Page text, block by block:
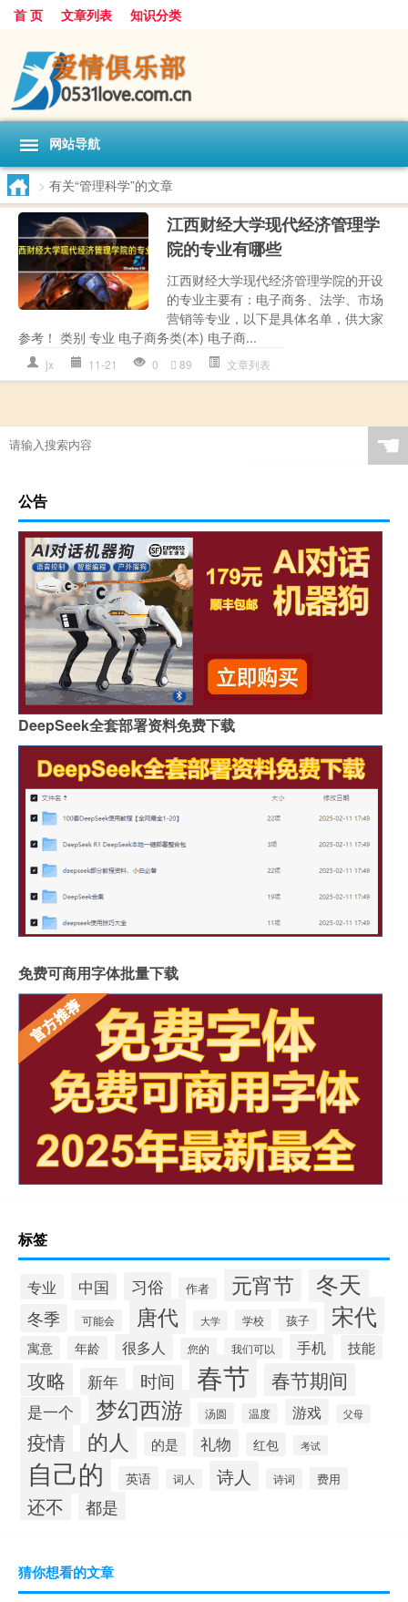
首 页 文章列表 知识分类
网站导航
> 有关“管理科学”的文章
江西财经大学现代经济管理学
院的专业有哪些
江西财经大学现代经济管理学院的开设
的专业主要有：电子商务、法学、市场
营销等专业，以下是具体名单，供大家
参考！ 类别 专业 电子商务类(本) 电子商...
jx 11-21 0 89 文章列表
☚
公告
DeepSeek全套部署资料免费下载
免费可商用字体批量下载
标签
专业 中国 习俗 作者 元宵节 冬天
冬季 可能会 唐代 大学 学校 孩子 宋代
寓意 年龄 很多人 您的 我们可以 手机 技能
攻略 新年 时间 春节 春节期间
是一个 梦幻西游 汤圆 温度 游戏 父母
疫情 的人 的是 礼物 红包 考试
自己的 英语 词人 诗人 诗词 费用
还不 都是
猜你想看的文章